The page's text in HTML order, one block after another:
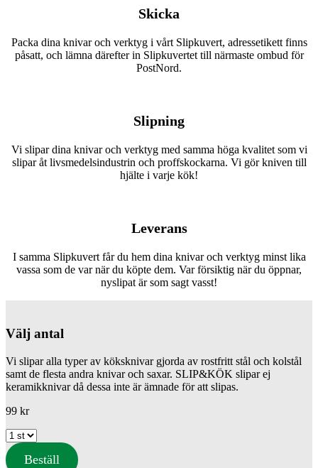
Skicka
Packa dina knivar och verktyg i vårt Slipkuvert, adressetikett finns
påsatt, och lämna därefter in Slipkuvertet till närmaste ombud för
PostNord.
Slipning
Vi slipar dina knivar och verktyg med samma höga kvalitet som vi
slipar åt livsmedelsindustrin och proffskockarna. Vi gör kniven till
hjälte i varje kök!
Leverans
I samma Slipkuvert får du hem dina knivar och verktyg minst lika
vassa som de var när du köpte dem. Var försiktig när du öppnar,
nyslipat är som sagt vasst!
Välj antal
Vi slipar alla typer av köksknivar gjorda av rostfritt stål och kolstål
samt de flesta andra knivar och saxar. SLIP&KÖK slipar ej
keramikknivar då dessa inte är ämnade för att slipas.
99 kr
Beställ